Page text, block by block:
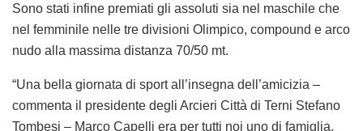
Sono stati infine premiati gli assoluti sia nel maschile che
nel femminile nelle tre divisioni Olimpico, compound e arco
nudo alla massima distanza 70/50 mt.
“Una bella giornata di sport all’insegna dell’amicizia –
commenta il presidente degli Arcieri Città di Terni Stefano
Tombesi – Marco Capelli era per tutti noi uno di famiglia,